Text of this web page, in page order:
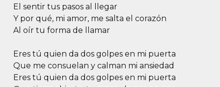
El sentir tus pasos al llegar
Y por qué, mi amor, me salta el corazón
Al oír tu forma de llamar
Eres tú quien da dos golpes en mi puerta
Que me consuelan y calman mi ansiedad
Eres tú quien da dos golpes en mi puerta